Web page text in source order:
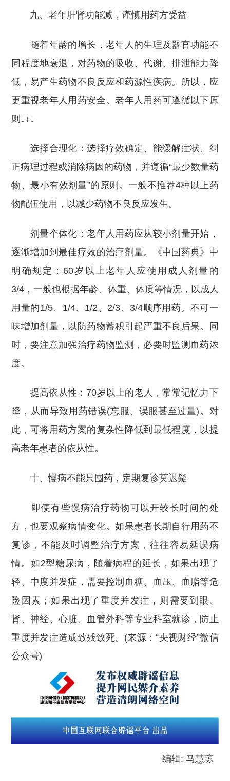
九、老年肝肾功能减，谨慎用药方受益
随着年龄的增长，老年人的生理及器官功能不
同程度地衰退，对药物的吸收、代谢、排泄能力降
低，易产生药物不良反应和药源性疾病。所以，应
更重视老年人用药安全。老年人用药可遵循以下原
则↓↓↓
选择合理化：选择疗效确定、能缓解症状、纠
正病理过程或消除病因的药物，并遵循“最少数量药
物、最小有效剂量”的原则。一般不推荐4种以上药
物配伍使用，以减少药物不良反应发生。
剂量个体化：老年人用药应从较小剂量开始，
逐渐增加到最佳疗效的治疗剂量。《中国药典》中
明确规定：60岁以上老年人应使用成人剂量的
3/4，一般也根据年龄、体重、体质等情况，以成人
用量的1/5、1/4、1/2、2/3、3/4顺序用药。不可一
味增加剂量，以防药物蓄积引起严重不良后果。同
时，要注意加强治疗药物监测，必要时监测血药浓
度。
提高依从性：70岁以上的老人，常常记忆力下
降，从而导致用药错误(忘服、误服甚至过量)。对
此，可将用药方案的复杂性降低到最低程度，以提
高老年患者的依从性。
十、慢病不能只囤药，定期复诊莫迟疑
即便有些慢病治疗药物可以开较长时间的处
方，也要观察病情变化。如果患者长期自行用药不
复诊，不能及时调整治疗方案，往往容易延误病
情。如2型糖尿病，随着病程的延长，如果出现了
轻、中度并发症，需要控制血糖、血压、血脂等危
险因素；如果出现了重度并发症，则需要到眼、
肾、神经、心脏、血管外科等专业科室就诊，防止
重度并发症造成致残致死。(来源：“央视财经”微信
公众号)
编辑: 马慧琼